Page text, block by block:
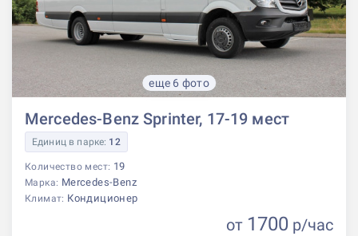
еще 6 фото
Mercedes-Benz Sprinter, 17-19 мест
Единиц в парке: 12
Количество мест: 19
Марка: Mercedes-Benz
Климат: Кондиционер
от 1700 р/час